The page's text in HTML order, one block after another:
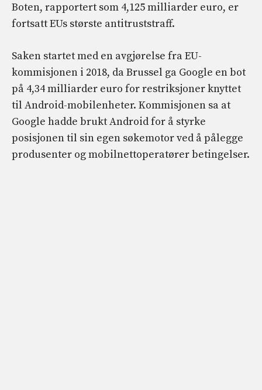
Boten, rapportert som 4,125 milliarder euro, er
fortsatt EUs største antitruststraff.
Saken startet med en avgjørelse fra EU-
kommisjonen i 2018, da Brussel ga Google en bot
på 4,34 milliarder euro for restriksjoner knyttet
til Android-mobilenheter. Kommisjonen sa at
Google hadde brukt Android for å styrke
posisjonen til sin egen søkemotor ved å pålegge
produsenter og mobilnettoperatører betingelser.